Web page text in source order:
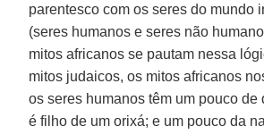
parentesco com os seres do mundo
(seres humanos e seres não
mitos africanos se pautam nessa
mitos judaicos, os mitos africanos
os seres humanos têm um pouco de
é filho de um orixá; e um pouco da